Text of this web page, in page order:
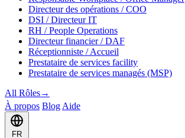
Directeur des opérations / COO
DSI / Directeur IT
RH / People Operations
Directeur financier / DAF
Réceptionniste / Accueil
Prestataire de services facility
Prestataire de services managés (MSP)
All Rôles→
À propos Blog Aide